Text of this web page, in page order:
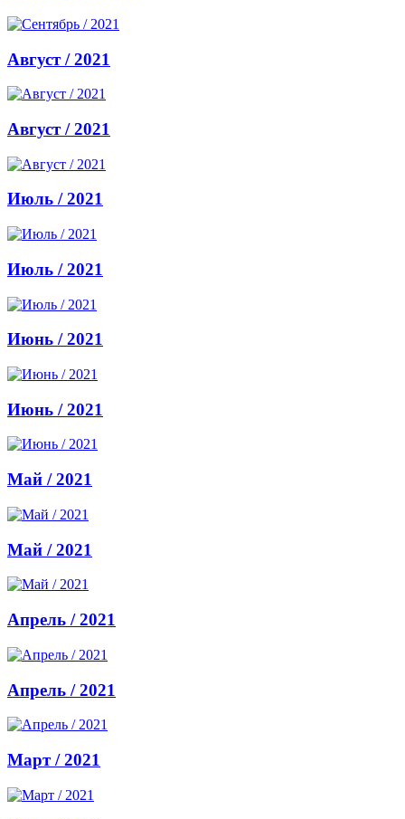
Август / 2021
Август / 2021
Июль / 2021
Июль / 2021
Июнь / 2021
Июнь / 2021
Май / 2021
Май / 2021
Апрель / 2021
Апрель / 2021
Март / 2021